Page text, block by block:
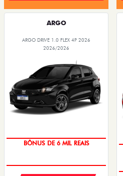
ARGO
ARGO DRIVE 1.0 FLEX 4P 2026
2026/2026
BÔNUS DE 6 MIL REAIS